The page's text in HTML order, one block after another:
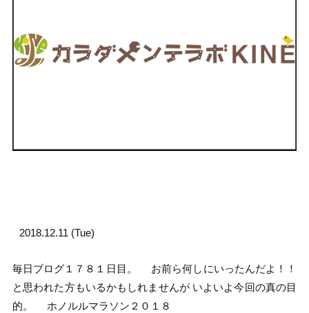
2018.12.11 (Tue)
毎日ブログ１７８１日目。 お前ら何しにいったんだよ！！
と思われた方もいるかもしれませんが いよいよ今回の真の目
的。 ホノルルマラソン２０１８